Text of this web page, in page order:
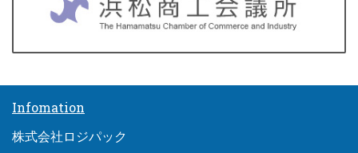
Infomation
株式会社ロジパック